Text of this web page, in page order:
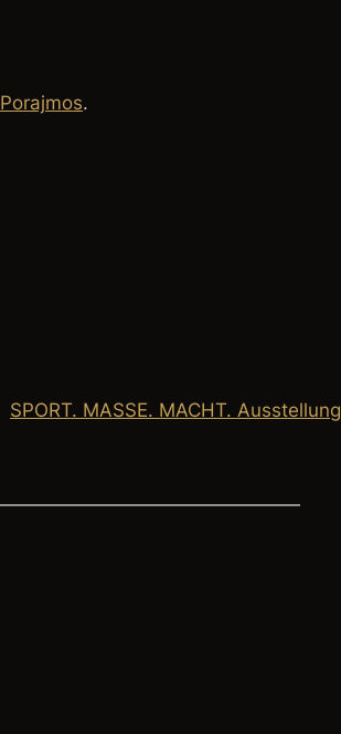
Porajmos.
SPORT. MASSE. MACHT. Ausstellung